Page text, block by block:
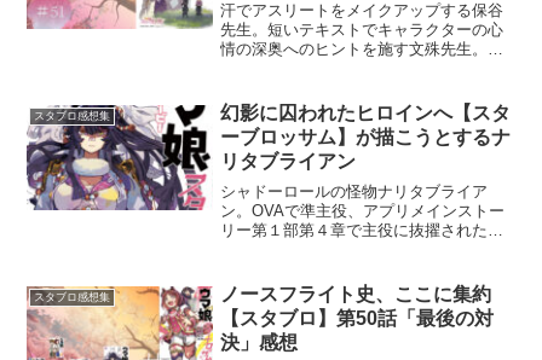
汗でアスリートをメイクアップする保谷
先生。短いテキストでキャラクターの心
情の深奥へのヒントを施す文殊先生。こ
ン。
スタブロ感想集
幻影に囚われたヒロインへ【スタ
ーブロッサム】が描こうとするナ
リタブライアン
シャドーロールの怪物ナリタブライア
ン。OVAで準主役、アプリメインストー
リー第１部第４章で主役に抜擢された彼
スタブロ感想集
ノースフライト史、ここに集約
【スタブロ】第50話「最後の対
決」感想